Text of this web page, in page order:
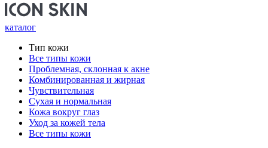
каталог
Тип кожи
Все типы кожи
Проблемная, склонная к акне
Комбинированная и жирная
Чувствительная
Сухая и нормальная
Кожа вокруг глаз
Уход за кожей тела
Все типы кожи